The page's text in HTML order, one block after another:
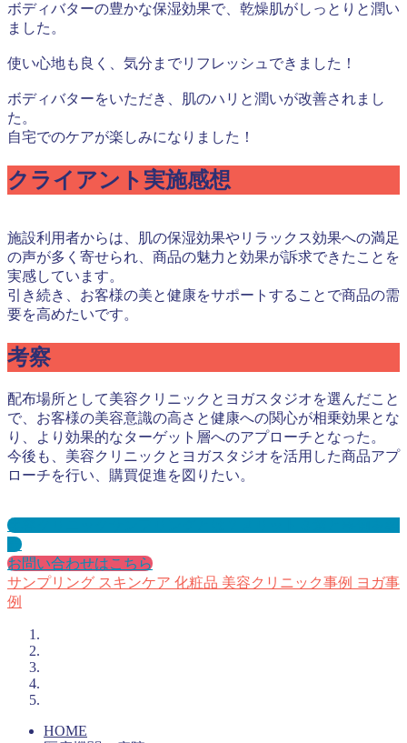
ボディバターの豊かな保湿効果で、乾燥肌がしっとりと潤い
ました。
使い心地も良く、気分までリフレッシュできました！
ボディバターをいただき、肌のハリと潤いが改善されまし
た。
自宅でのケアが楽しみになりました！
クライアント実施感想
施設利用者からは、肌の保湿効果やリラックス効果への満足
の声が多く寄せられ、商品の魅力と効果が訴求できたことを
実感しています。
引き続き、お客様の美と健康をサポートすることで商品の需
要を高めたいです。
考察
配布場所として美容クリニックとヨガスタジオを選んだこと
で、お客様の美容意識の高さと健康への関心が相乗効果とな
り、より効果的なターゲット層へのアプローチとなった。
今後も、美容クリニックとヨガスタジオを活用した商品アプ
ローチを行い、購買促進を図りたい。
美容クリニックサンプリングとは？メリット３選と事例を紹
介
お問い合わせはこちら
サンプリング スキンケア 化粧品 美容クリニック事例 ヨガ事
例
HOME